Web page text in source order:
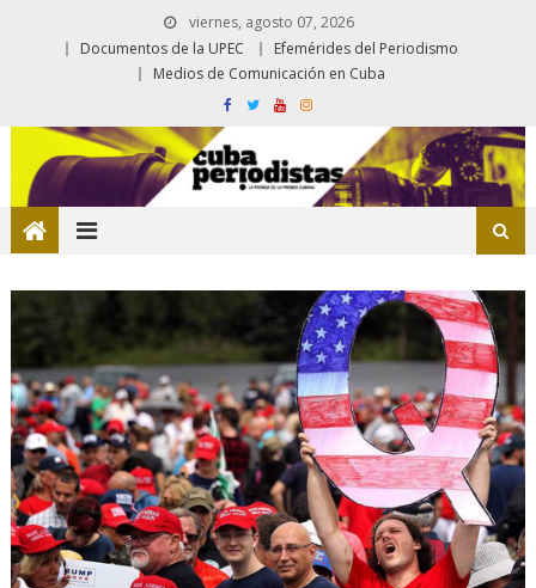
viernes, agosto 07, 2026
Documentos de la UPEC
Efemérides del Periodismo
Medios de Comunicación en Cuba